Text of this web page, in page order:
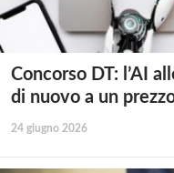
Concorso DT: l’AI
di nuovo a un
24 giugno 2026